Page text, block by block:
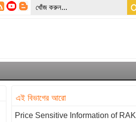
এই বিভাগের আরো
Price Sensitive Information of RAK